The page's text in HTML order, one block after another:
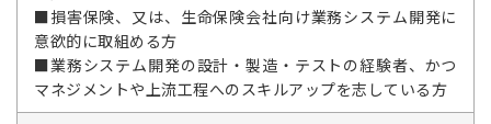
■損害保険、又は、生命保険会社向け業務システム開発に
意欲的に取組める方
■業務システム開発の設計・製造・テストの経験者、かつ
マネジメントや上流工程へのスキルアップを志している方